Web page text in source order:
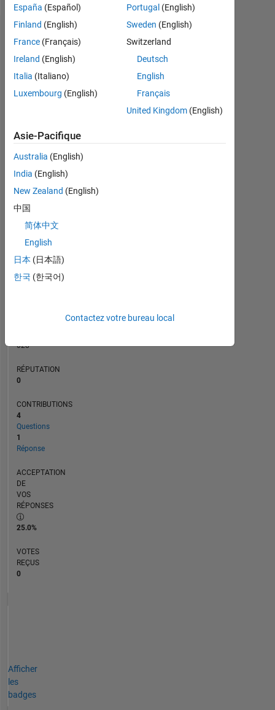
Tableau de bord
Statistiques
CONTRIBUTIONS L
0
1
028
RÉPUTATION
0
CONTRIBUTIONS
4
Questions
1
Réponse
ACCEPTATION
DE
VOS
RÉPONSES
25.0%
VOTES
REÇUS
0
Afficher
les
badges
España (Español)
Finland (English)
France (Français)
Ireland (English)
Italia (Italiano)
Luxembourg (English)
Portugal (English)
Sweden (English)
Switzerland
Deutsch
English
Français
United Kingdom(English)
Asie-Pacifique
Australia (English)
India (English)
New Zealand (English)
中国
简体中文
English
日本 (日本語)
한국 (한국어)
Contactez votre bureau local